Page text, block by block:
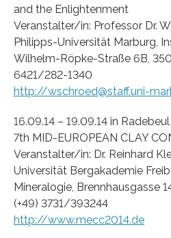
and the Enlightenment
Veranstalter/in: Professor Dr.
Philipps-Universität Marburg,
Wilhelm-Röpke-Straße 6B,
6421/282-1340
http://wschroed@staff.uni-
16.09.14 – 19.09.14 in Radebeul
7th MID-EUROPEAN CLAY
Veranstalter/in: Dr. Reinhard
Universität Bergakademie
Mineralogie, Brennhausgasse
(+49) 3731/393244
http://www.mecc2014.de